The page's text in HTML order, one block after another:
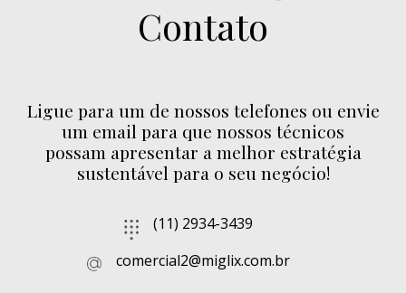
Contato
Ligue para um de nossos telefones ou envie
um email para que nossos técnicos
possam apresentar a melhor estratégia
sustentável para o seu negócio!
(11) 2934-3439
comercial2@miglix.com.br